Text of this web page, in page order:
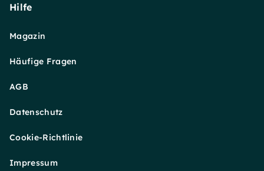
Hilfe
Magazin
Häufige Fragen
AGB
Datenschutz
Cookie-Richtlinie
Impressum